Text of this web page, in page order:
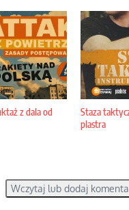
z dala od
Staza
plastra
Wczytaj lub dodaj